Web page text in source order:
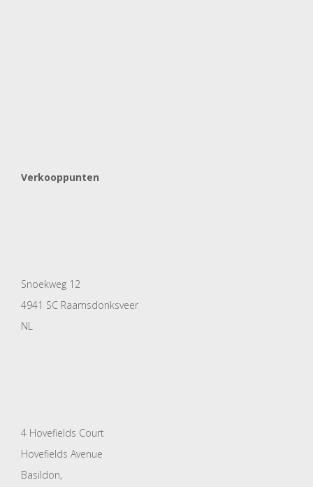
Verkooppunten
Snoekweg 12
4941 SC Raamsdonksveer
NL
4 Hovefields Court
Hovefields Avenue
Basildon,